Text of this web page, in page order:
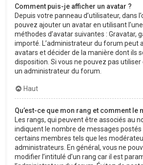
Comment puis-je afficher un avatar ?
Depuis votre panneau d’utilisateur, dans
pouvez ajouter un avatar en utilisant
méthodes d’avatar suivantes : Gravatar,
importé. L’administrateur du forum peut
avatars et décider de la manière dont ils
disposition. Si vous ne pouvez pas utiliser
un administrateur du forum.
Haut
Qu’est-ce que mon rang et comment le
Les rangs, qui peuvent être associés au
indiquent le nombre de messages
certains membres tels que les
administrateurs. En général, vous ne
modifier l’intitulé d’un rang car il est